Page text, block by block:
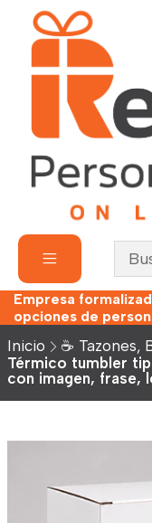
Empresa
opciones de
Inicio ☕ Tazones,
Térmico tumbler
con imagen, frase,